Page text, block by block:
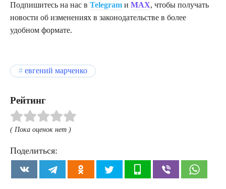
Подпишитесь на нас в Telegram и MAX, чтобы получать
новости об изменениях в законодательстве в более
удобном формате.
евгений марченко
Рейтинг
( Пока оценок нет )
Поделиться: